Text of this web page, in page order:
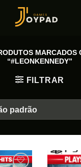
MARCADOS
“#LEONKENNEDY”
FILTRAR